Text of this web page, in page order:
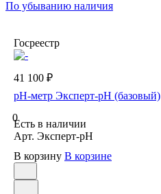
По убыванию наличия
Госреестр
41 100 ₽
рН-метр Эксперт-рН (базовый)
0
Есть в наличии
Арт. Эксперт-рН
В корзину В корзине